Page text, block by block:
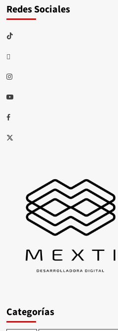
Redes Sociales
TikTok
threads
Instagram
Youtube
Facebook
X
Categorías